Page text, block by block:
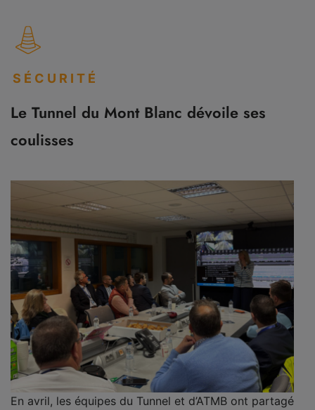
SÉCURITÉ
Le Tunnel du Mont Blanc dévoile ses
coulisses
En avril, les équipes du Tunnel et d’ATMB ont partagé